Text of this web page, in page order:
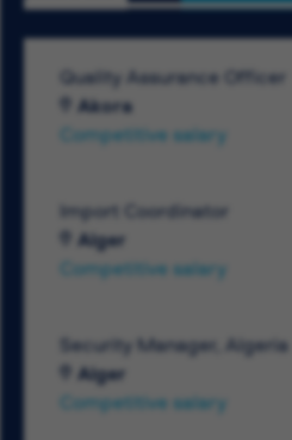
Quality Assurance Officer
Akora
Competitive salary
Import Coordinator
Alger
Competitive salary
Security Manager, Algeria
Alger
Competitive salary